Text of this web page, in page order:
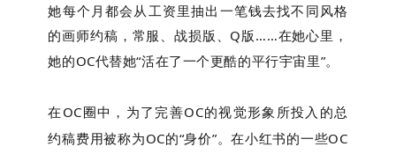
她每个月都会从工资里抽出一笔钱去找不同风格
的画师约稿，常服、战损版、Q版……在她心里，
她的OC代替她“活在了一个更酷的平行宇宙里”。
在OC圈中，为了完善OC的视觉形象所投入的总
约稿费用被称为OC的“身价”。在小红书的一些OC